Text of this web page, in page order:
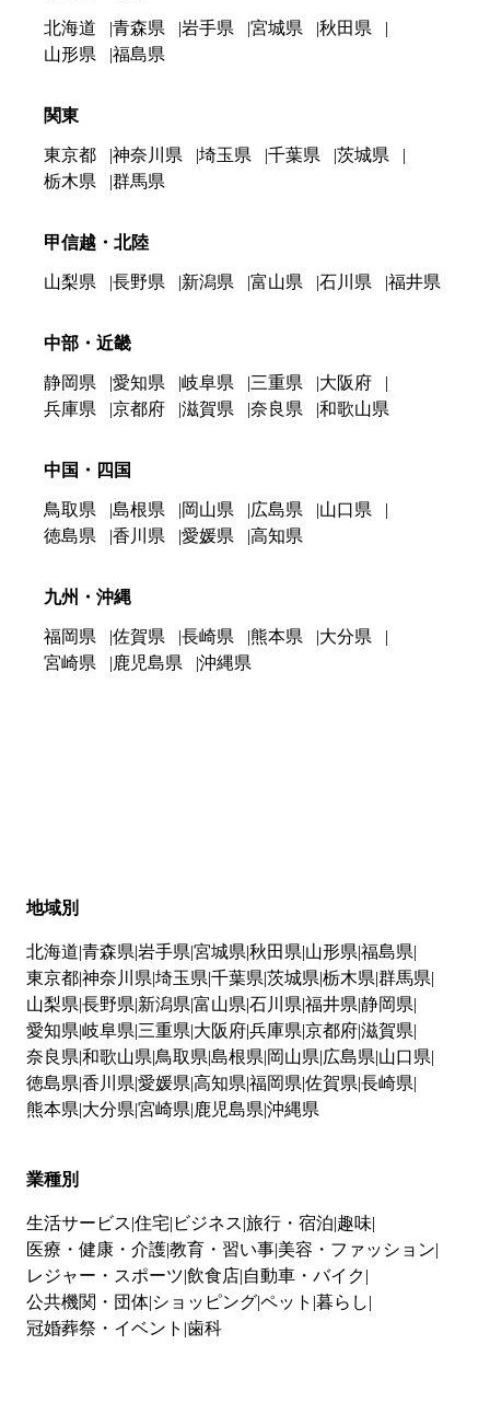
北海道 青森県 岩手県 宮城県
秋田県
山形県
福島県
関東
東京都 神奈川県 埼玉県 千葉県
茨城県
栃木県
群馬県
甲信越・北陸
山梨県 長野県 新潟県 富山県 石川県 福井県
中部・近畿
静岡県 愛知県 岐阜県 三重県
大阪府
兵庫県
京都府 滋賀県 奈良県 和歌山県
中国・四国
鳥取県 島根県 岡山県 広島県
山口県
徳島県
香川県 愛媛県 高知県
九州・沖縄
福岡県 佐賀県 長崎県 熊本県
大分県
宮崎県
鹿児島県 沖縄県
地域別
北海道 青森県 岩手県 宮城県 秋田県 山形県 福島県
東京都神奈川県 埼玉県 千葉県 茨城県 栃木県 群馬県
山梨県 長野県 新潟県 富山県 石川県 福井県 静岡県
愛知県 岐阜県 三重県 大阪府兵庫県 京都府滋賀県
奈良県 和歌山県 鳥取県 島根県 岡山県 広島県 山口県
徳島県 香川県 愛媛県 高知県 福岡県 佐賀県 長崎県
熊本県 大分県 宮崎県 鹿児島県 沖縄県
業種別
生活サービス 住宅 ビジネス 旅行・宿泊 趣味
医療・健康・介護教育・習い事 美容・ファッション
レジャー・スポーツ 飲食店 自動車・バイク
公共機関・団体 ショッピングペット 暮らし
冠婚葬祭・イベント 歯科